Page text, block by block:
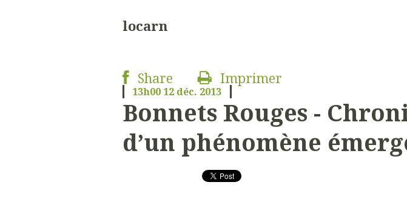
locarn
Share Imprimer
13h00 12 déc. 2013
Bonnets Rouges -
d’un phénomène